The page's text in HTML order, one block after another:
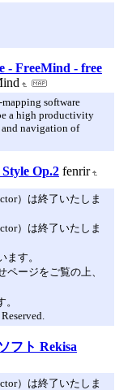
- FreeMind - free
software
a high productivity
and navigation of
Op.2 fenrir
）は終了いたしま
）は終了いたしま
す。
ページをご覧の上、
フト Rekisa
）は終了いたしま